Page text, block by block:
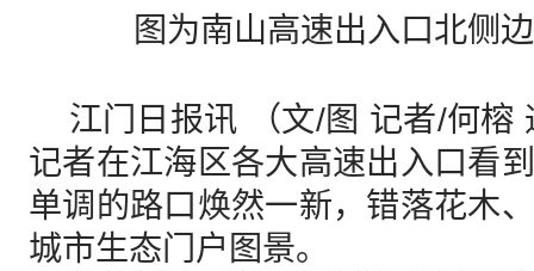
图为南山高速出入口北侧
江门日报讯 （文/图 记者/何榕
记者在江海区各大高速出入口看
单调的路口焕然一新，错落花木
城市生态门户图景。